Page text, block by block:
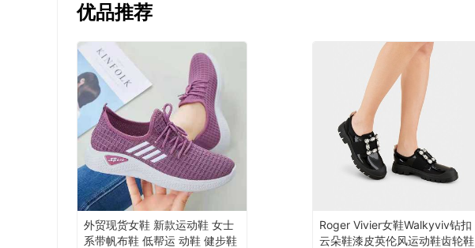
优品推荐
外贸现货女鞋 新款运动鞋 女士
系带帆布鞋 低帮运 动鞋 健步鞋
Roger Vivier女鞋Walkyviv钻扣
云朵鞋漆皮英伦风运动鞋齿轮鞋